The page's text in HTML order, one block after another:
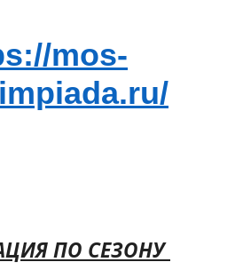
mos-
ПО СЕЗОНУ